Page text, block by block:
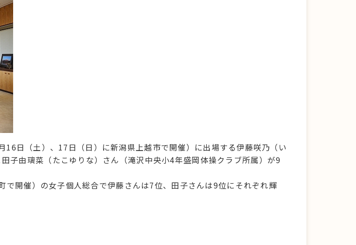
日（土）、17日（日）に新潟県上越市で開催）に出場する伊藤咲乃（い
子由璃菜（たこゆりな）さん（滝沢中央小4年盛岡体操クラブ所属）が9
開催）の女子個人総合で伊藤さんは7位、田子さんは9位にそれぞれ輝